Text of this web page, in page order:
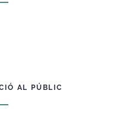
AL PÚBLIC